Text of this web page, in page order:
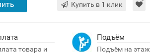
Купить в 1 клик
товара и
Подъём
Подъём на этаж